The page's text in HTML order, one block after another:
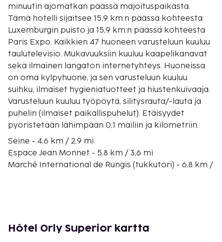
minuutin ajomatkan päässä majoituspaikasta.
Tämä hotelli sijaitsee 15,9 km:n päässä kohteesta
Luxemburgin puisto ja 15,9 km:n päässä kohteesta
Paris Expo. Kaikkien 47 huoneen varusteluun kuuluu
taulutelevisio. Mukavuuksiin kuuluu kaapelikanavat
sekä ilmainen langaton internetyhteys. Huoneissa
on oma kylpyhuone, ja sen varusteluun kuuluu
suihku, ilmaiset hygieniatuotteet ja hiustenkuivaaja.
Varusteluun kuuluu työpöytä, silitysrauta/-lauta ja
puhelin (ilmaiset paikallispuhelut). Etäisyydet
pyöristetään lähimpään 0,1 mailiin ja kilometriin.
Seine - 4,6 km / 2,9 mi
Espace Jean Monnet - 5,8 km / 3,6 mi
Marché International de Rungis (tukkutori) - 6,8 km /
Pariisin katakombit - 14,6 km / 9,1 mi
École Polytechnique - 14,8 km / 9,2 mi
Hôtel Orly Superior kartta